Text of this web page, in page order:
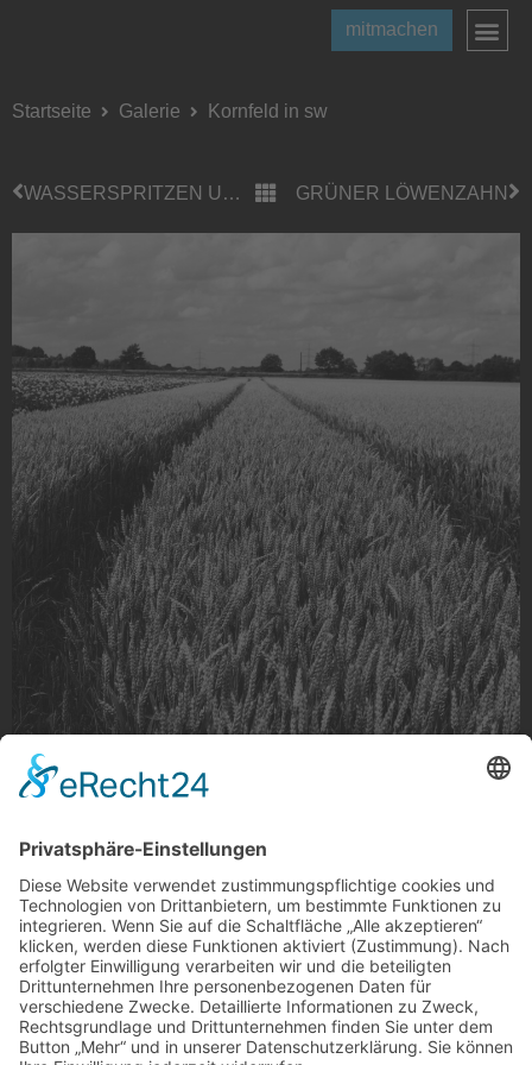
mitmachen
Startseite Galerie Kornfeld in sw
WASSERSPRITZEN UND SONNENSTRAHLEN GRÜNER LÖWENZAHN
Kornfeld in sw
Kornfeld in sw
Foto: j.dahlmanns via Instagram